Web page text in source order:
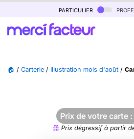
particulier
🏠 / Carterie / Illustration mois d'août /
Prix de votre carte :
Prix dégressif à partir